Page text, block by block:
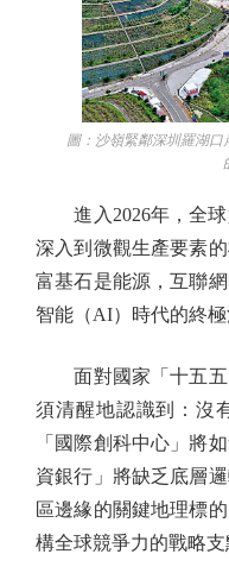
圖：沙嶺緊鄰深圳羅湖口岸
進入2026年，全球
深入到微觀生產要素
富基石是能源，互聯
智能（AI）時代的終極
面對國家「十五五
須清醒地認識到：沒
「國際創科中心」將
資銀行」將缺乏底層
區邊緣的關鍵地理標
構全球競爭力的戰略支